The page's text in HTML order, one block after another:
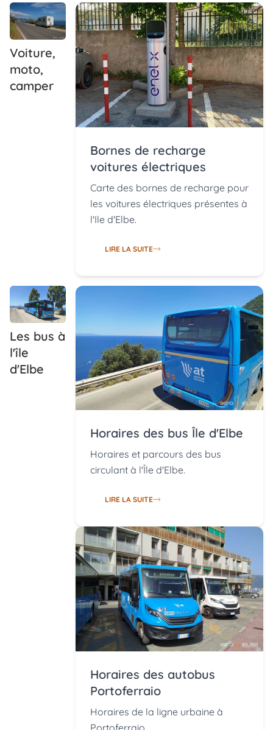
Voiture,
moto,
camper
Bornes de recharge
voitures électriques
Carte des bornes de recharge pour
les voitures électriques présentes à
l'Ile d'Elbe.
LIRE LA SUITE
Les bus à
l'île
d'Elbe
Horaires des bus Île d'Elbe
Horaires et parcours des bus
circulant à l'Île d'Elbe.
LIRE LA SUITE
Horaires des autobus
Portoferraio
Horaires de la ligne urbaine à
Portoferraio.